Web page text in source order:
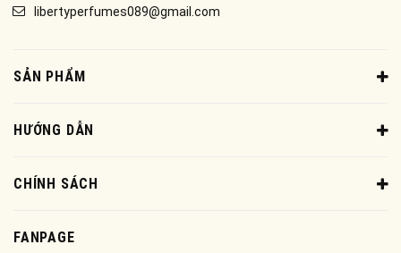
libertyperfumes089@gmail.com
SẢN PHẨM
HƯỚNG DẪN
CHÍNH SÁCH
FANPAGE